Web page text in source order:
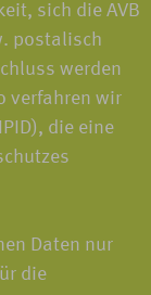
sich die AVB
postalisch
werden
verfahren wir
die eine
Daten nur
die